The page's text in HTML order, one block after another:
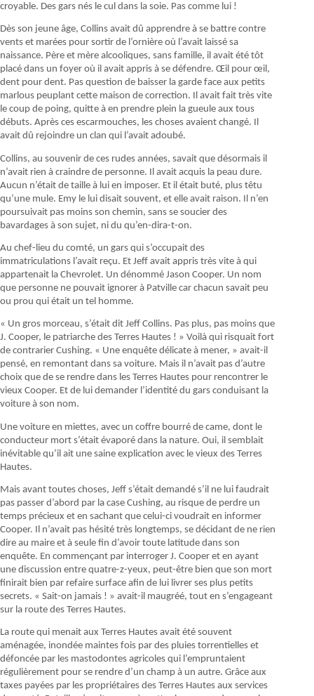
croyable. Des gars nés le cul dans la soie. Pas comme lui !
Dès son jeune âge, Collins avait dû apprendre à se battre contre
vents et marées pour sortir de l’ornière où l’avait laissé sa
naissance. Père et mère alcooliques, sans famille, il avait été tôt
placé dans un foyer où il avait appris à se défendre. Œil pour œil,
dent pour dent. Pas question de baisser la garde face aux petits
marlous peuplant cette maison de correction. Il avait fait très vite
le coup de poing, quitte à en prendre plein la gueule aux tous
débuts. Après ces escarmouches, les choses avaient changé. Il
avait dû rejoindre un clan qui l’avait adoubé.
Collins, au souvenir de ces rudes années, savait que désormais il
n’avait rien à craindre de personne. Il avait acquis la peau dure.
Aucun n’était de taille à lui en imposer. Et il était buté, plus têtu
qu’une mule. Emy le lui disait souvent, et elle avait raison. Il n’en
poursuivait pas moins son chemin, sans se soucier des
bavardages à son sujet, ni du qu’en-dira-t-on.
Au chef-lieu du comté, un gars qui s’occupait des
immatriculations l’avait reçu. Et Jeff avait appris très vite à qui
appartenait la Chevrolet. Un dénommé Jason Cooper. Un nom
que personne ne pouvait ignorer à Patville car chacun savait peu
ou prou qui était un tel homme.
« Un gros morceau, s’était dit Jeff Collins. Pas plus, pas moins que
J. Cooper, le patriarche des Terres Hautes ! » Voilà qui risquait fort
de contrarier Cushing. « Une enquête délicate à mener, » avait-il
pensé, en remontant dans sa voiture. Mais il n’avait pas d’autre
choix que de se rendre dans les Terres Hautes pour rencontrer le
vieux Cooper. Et de lui demander l’identité du gars conduisant la
voiture à son nom.
Une voiture en miettes, avec un coffre bourré de came, dont le
conducteur mort s’était évaporé dans la nature. Oui, il semblait
inévitable qu’il ait une saine explication avec le vieux des Terres
Hautes.
Mais avant toutes choses, Jeff s’était demandé s’il ne lui faudrait
pas passer d’abord par la case Cushing, au risque de perdre un
temps précieux et en sachant que celui-ci voudrait en informer
Cooper. Il n’avait pas hésité très longtemps, se décidant de ne rien
dire au maire et à seule fin d’avoir toute latitude dans son
enquête. En commençant par interroger J. Cooper et en ayant
une discussion entre quatre-z-yeux, peut-être bien que son mort
finirait bien par refaire surface afin de lui livrer ses plus petits
secrets. « Sait-on jamais ! » avait-il maugréé, tout en s’engageant
sur la route des Terres Hautes.
La route qui menait aux Terres Hautes avait été souvent
aménagée, inondée maintes fois par des pluies torrentielles et
défoncée par les mastodontes agricoles qui l’empruntaient
régulièrement pour se rendre d’un champ à un autre. Grâce aux
taxes payées par les propriétaires des Terres Hautes aux services